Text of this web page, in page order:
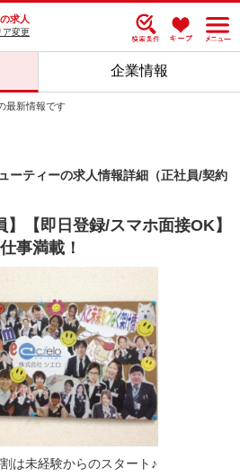
の求人
変更
企業情報
最新情報です
ーティーの求人情報詳細（正社員/契約
【即日登録/スマホ面接OK】
事満載！
は未経験からのスタート♪